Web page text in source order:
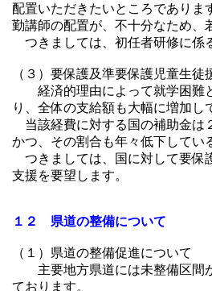
配置いただきたいところでありま
勤講師の配置が、不十分なため、
つきましては、初任者研修に係
（３）要保護及準要保護児童生徒
経済的理由によって就学困難と
り、全体の支給額も大幅に増加し
当該経費に対する国の補助金は
かつ、その割合も年々低下してい
つきましては、国に対して要保
支援を要望します。
１２ 県道の整備について
（１）県道の整備促進について
主要地方県道には未整備区間が
ております。